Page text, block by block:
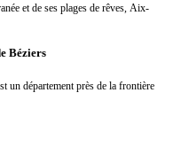
et de ses plages de rêves, Aix-
Béziers
un département près de la frontière